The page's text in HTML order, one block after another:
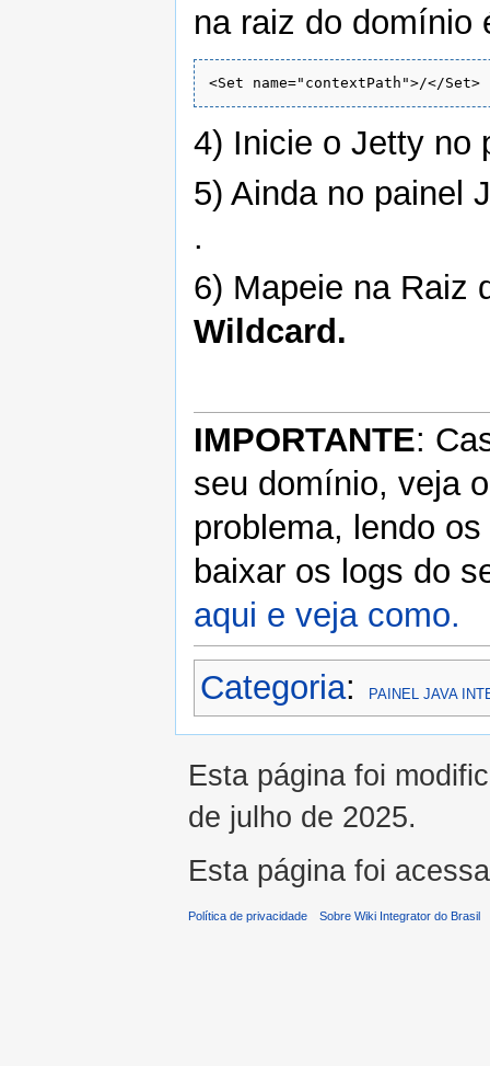
na raiz do domínio
<Set name="contextPath">/</Set>
4) Inicie o Jetty
5) Ainda no painel
.
6) Mapeie na Raiz
Wildcard.
IMPORTANTE:
seu domínio, veja
problema, lendo
baixar os logs do
aqui e veja como.
Categoria: PAINEL JAVA
Esta página foi
de julho de 2025.
Esta página foi
Política de privacidade Sobre Wiki Integrator do Brasil